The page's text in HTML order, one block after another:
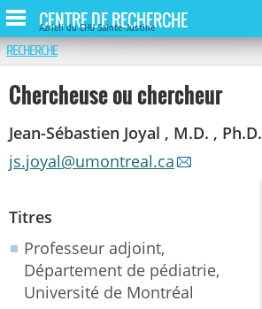
CENTRE DE RECHERCHE
Azrieli du CHU Sainte-Justine
RECHERCHE
Chercheuse ou chercheur
Jean-Sébastien Joyal , M.D. , Ph.D.
js.joyal@umontreal.ca
Titres
Professeur adjoint,
Département de pédiatrie,
Université de Montréal